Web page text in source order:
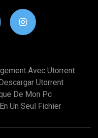
Avec Utorrent
Utorrent
De Mon Pc
Un Seul Fichier